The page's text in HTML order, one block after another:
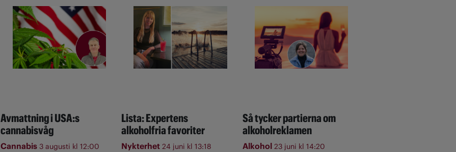
Avmattning i USA:s
cannabisvåg
Cannabis 3 augusti kl 12:00
Lista: Expertens
alkoholfria favoriter
Nykterhet 24 juni kl 13:18
Så tycker partierna om
alkoholreklamen
Alkohol 23 juni kl 14:20